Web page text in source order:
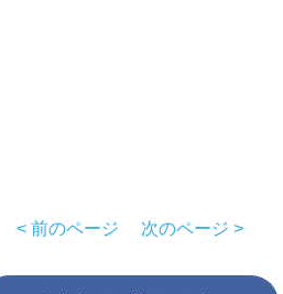
< 前のページ 次のページ >